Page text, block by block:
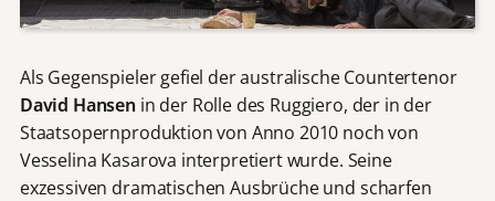
Als Gegenspieler gefiel der australische Countertenor
David Hansen in der Rolle des Ruggiero, der in der
Staatsopernproduktion von Anno 2010 noch von
Vesselina Kasarova interpretiert wurde. Seine
exzessiven dramatischen Ausbrüche und scharfen